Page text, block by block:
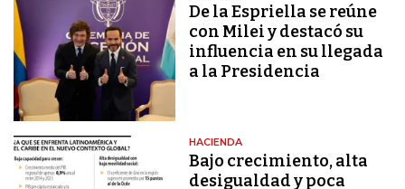
De la Espriella se reúne
con Milei y destacó su
influencia en su llegada
a la Presidencia
HACIENDA
Bajo crecimiento, alta
desigualdad y poca